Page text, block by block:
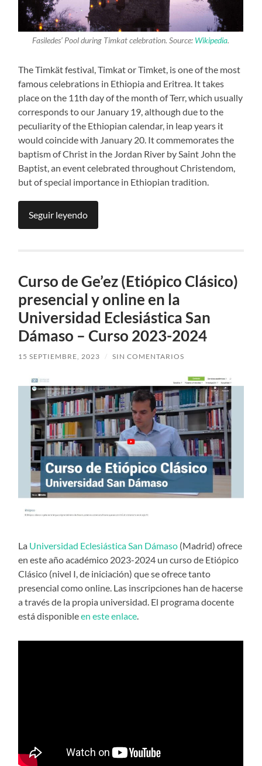
Fasiledes’ Pool during Timkat celebration. Source: Wikipedia.
The Timkät festival, Timkat or Timket, is one of the most
famous celebrations in Ethiopia and Eritrea. It takes
place on the 11th day of the month of Terr, which usually
corresponds to our January 19, although due to the
peculiarity of the Ethiopian calendar, in leap years it
would coincide with January 20. It commemorates the
baptism of Christ in the Jordan River by Saint John the
Baptist, an event celebrated throughout Christendom,
but of special importance in Ethiopian tradition.
Seguir leyendo
Curso de Ge’ez (Etiópico Clásico)
presencial y online en la
Universidad Eclesiástica San
Dámaso – Curso 2023-2024
15 SEPTIEMBRE, 2023 / SIN COMENTARIOS
La Universidad Eclesiástica San Dámaso (Madrid) ofrece
en este año académico 2023-2024 un curso de Etiópico
Clásico (nivel I, de iniciación) que se ofrece tanto
presencial como online. Las inscripciones han de hacerse
a través de la propia universidad. El programa docente
está disponibleen este enlace.